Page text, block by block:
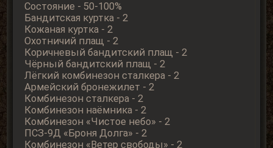
Состояние - 50-100%
Бандитская куртка - 2
Кожаная куртка - 2
Охотничий плащ - 2
Коричневый бандитский плащ - 2
Чёрный бандитский плащ - 2
Лёгкий комбинезон сталкера - 2
Армейский бронежилет - 2
Комбинезон сталкера - 2
Комбинезон наёмника - 2
Комбинезон «Чистое небо» - 2
ПСЗ-9Д «Броня Долга» - 2
Комбинезон «Ветер свободы» - 2